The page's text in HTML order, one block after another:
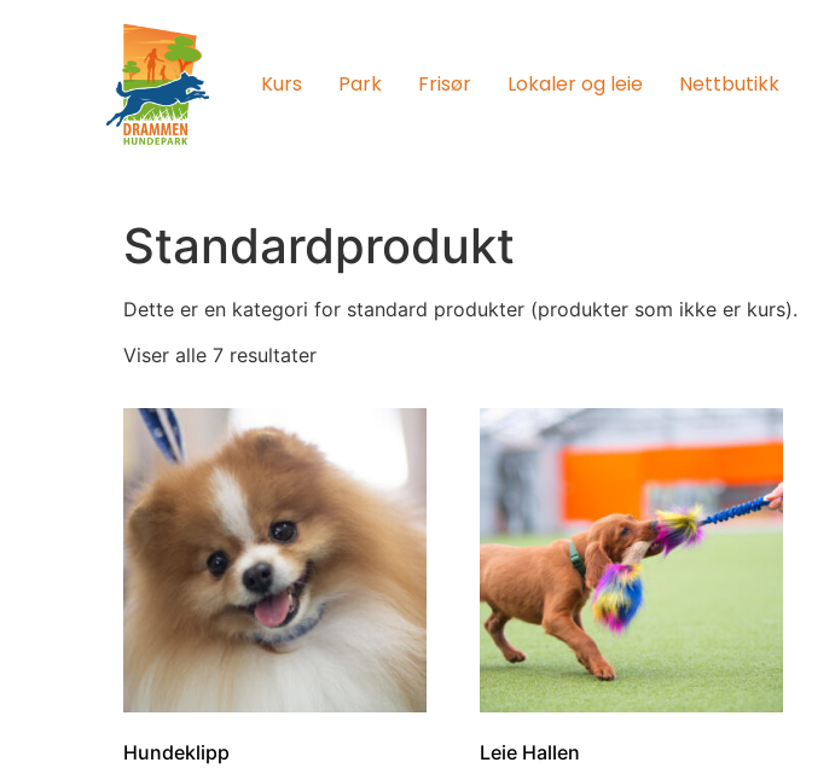
Kurs Park Frisør Lokaler og leie Nettbutikk
Standardprodukt
Dette er en kategori for standard produkter (produkter som ikke er kurs).
Viser alle 7 resultater
Hundeklipp Leie Hallen